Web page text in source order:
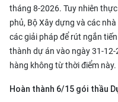
tháng 8-2026. Tuy nhiên
phủ, Bộ Xây dựng và các
các giải pháp để rút ngắn
thành dự án vào ngày 31-
hàng không từ thời điểm này.
Hoàn thành 6/15 gói thầu